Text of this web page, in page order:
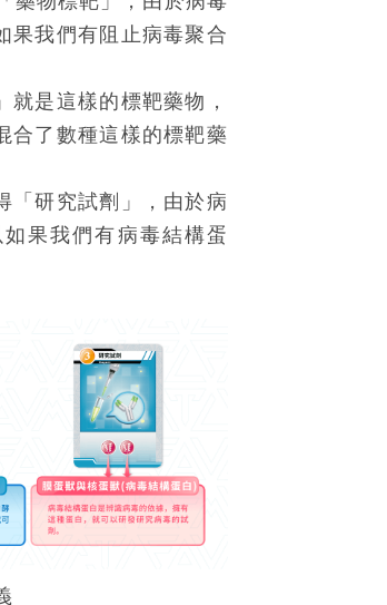
果我們有阻止病毒聚合
是這樣的標靶藥物，
合了數種這樣的標靶藥
「研究試劑」，由於病
果我們有病毒結構蛋